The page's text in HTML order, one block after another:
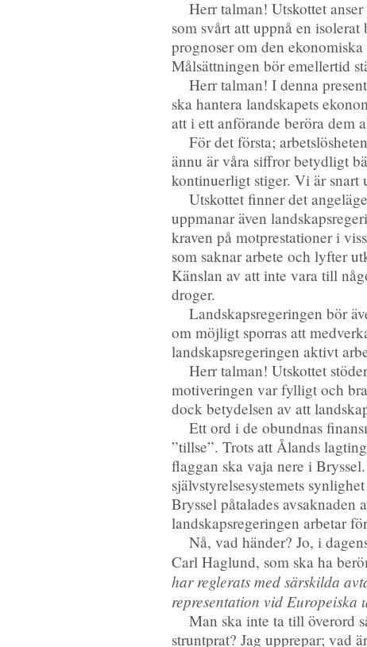
Herr talman! Utskottet
som svårt att uppnå en
prognoser om den
Målsättningen bör emellertid
Herr talman! I denna
ska hantera landskapets
att i ett anförande beröra dem
För det första;
ännu är våra siffror betydligt
kontinuerligt stiger. Vi är snart
Utskottet finner det
uppmanar även
kraven på motprestationer i
som saknar arbete och lyfter
Känslan av att inte vara till
droger.
Landskapsregeringen bör
om möjligt sporras att
landskapsregeringen aktivt
Herr talman! Utskottet
motiveringen var fylligt och
dock betydelsen av att
Ett ord i de obundnas
”tillse”. Trots att Ålands
flaggan ska vaja nere i
självstyrelsesystemets
Bryssel påtalades
landskapsregeringen arbetar
Nå, vad händer? Jo, i
Carl Haglund, som ska ha
har reglerats med särskilda
representation vid Europeiska
Man ska inte ta till överord
struntprat? Jag upprepar; vad